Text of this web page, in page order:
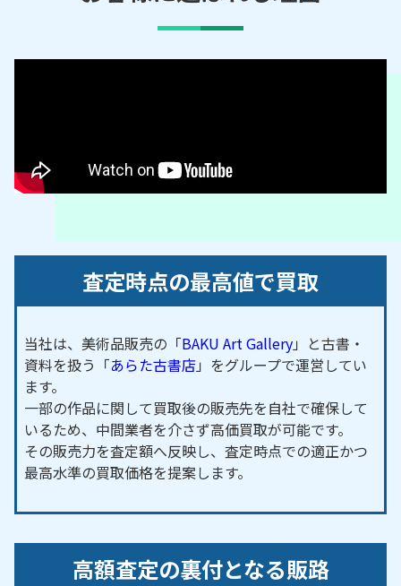
色町／石畳町／石飛町／石野町／泉町／市木町／市
【対応主要駅】
末野原駅／四郷駅
依頼にも対応しております。
査定時点の最高値で買取
当社は、美術品販売の「BAKU Art Gallery」と古書・
資料を扱う「あらた古書店」をグループで運営してい
ます。
一部の作品に関して買取後の販売先を自社で確保して
いるため、中間業者を介さず高価買取が可能です。
その販売力を査定額へ反映し、査定時点での適正かつ
最高水準の買取価格を提案します。
高額査定の裏付となる販路